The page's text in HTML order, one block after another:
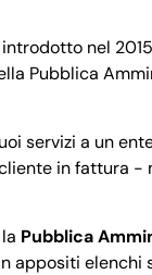
introdotto nel
Pubblica
servizi a un
in fattura -
Pubblica
appositi